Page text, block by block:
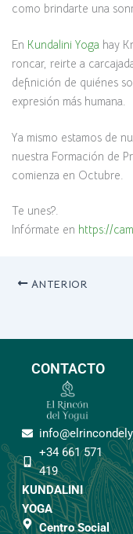
como brindarte una
En Kundalini Yogahay
roncar, reirte a
definición de quiénes
expresión más humana.
Ya mismo estamos de
nuestra Formación de
comienza en Octubre.
Te unes?.
Infórmate en https://
ANTERIOR
CONTACTO
+34 661 571
419
KUNDALINI
YOGA
Centro Social